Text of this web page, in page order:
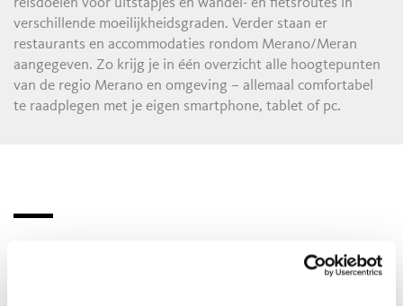
verschillende moeilijkheidsgraden. Verder staan er
restaurants en accommodaties rondom Merano/Meran
aangegeven. Zo krijg je in één overzicht alle hoogtepunten
van de regio Merano en omgeving – allemaal comfortabel
te raadplegen met je eigen smartphone, tablet of pc.